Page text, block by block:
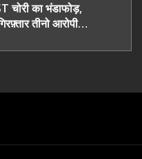
चोरी का भंडाफोड़,
तीनो आरोपी